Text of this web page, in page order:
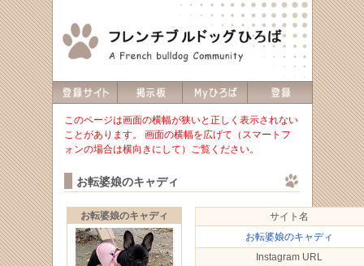
このページは画面の横幅が狭いと正しく表示されない
ことがあります。 画面の横幅を広げて（スマートフ
ォンの場合は横向きにして）ご覧ください。
お転婆娘のキャディ
お転婆娘のキャディ
サイト名
お転婆娘のキャディ
Instagram URL